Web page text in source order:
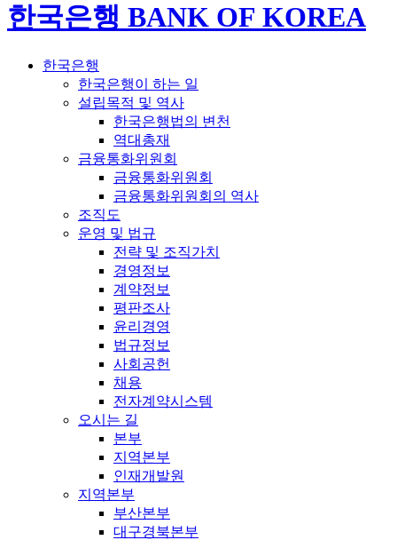
한국은행 BANK OF KOREA
한국은행
한국은행이 하는 일
설립목적 및 역사
한국은행법의 변천
역대총재
금융통화위원회
금융통화위원회
금융통화위원회의 역사
조직도
운영 및 법규
전략 및 조직가치
경영정보
계약정보
평판조사
윤리경영
법규정보
사회공헌
채용
전자계약시스템
오시는 길
본부
지역본부
인재개발원
지역본부
부산본부
대구경북본부